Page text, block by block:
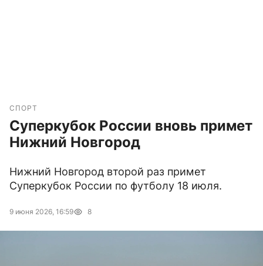
СПОРТ
Суперкубок России вновь примет
Нижний Новгород
Нижний Новгород второй раз примет
Суперкубок России по футболу 18 июля.
9 июня 2026, 16:59 8